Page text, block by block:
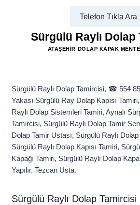
Telefon Tıkla Ara
Sürgülü Raylı Dolap
ATAŞEHIR DOLAP KAPAK
Sürgülü Raylı Dolap Tamircisi, ☎ 554
Yakası Sürgülü Ray Dolap Kapısı
Raylı Dolap Sistemleri Tamiri, Aynalı
Tamircisi, Sürgülü Raylı Dolap Tamir
Dolap Tamir Ustası, Sürgülü Raylı
Sürgülü Raylı Dolap Kapısı Tamiri,
Kapağı Tamiri, Sürgülü Raylı Dolap
Yapılır, Tezcan Usta.
Sürgülü Raylı Dolap Tamircisi